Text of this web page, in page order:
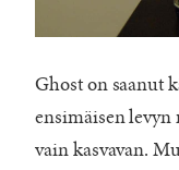
Ghost on saanut
ensimäisen levyn
vain kasvavan.